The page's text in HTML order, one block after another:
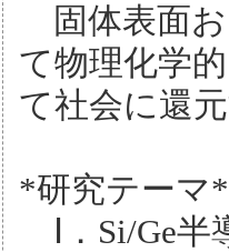
固体表面お
て物理化学
て社会に還
*研究テーマ*
Ⅰ．Si/Ge半